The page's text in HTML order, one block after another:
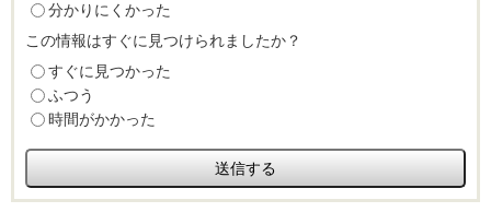
分かりにくかった
この情報はすぐに見つけられましたか？
すぐに見つかった
ふつう
時間がかかった